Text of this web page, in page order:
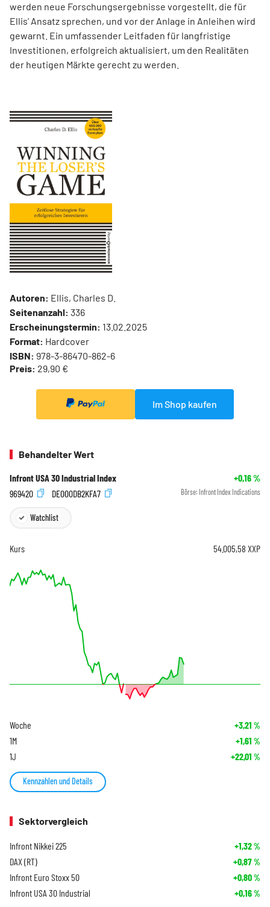
werden neue Forschungsergebnisse vorgestellt, die für
Ellis’ Ansatz sprechen, und vor der Anlage in Anleihen wird
gewarnt. Ein umfassender Leitfaden für langfristige
Investitionen, erfolgreich aktualisiert, um den Realitäten
der heutigen Märkte gerecht zu werden.
Autoren: Ellis, Charles D.
Seitenanzahl: 336
Erscheinungstermin: 13.02.2025
Format: Hardcover
ISBN: 978-3-86470-862-6
Preis: 29,90 €
Im Shop kaufen
Behandelter Wert
Infront USA 30 Industrial Index +0,16%
969420
DE000DB2KFA7 Börse: Infront Index Indications
Watchlist
Kurs 54.005,58 XXP
Woche +3,21 %
1M +1,61 %
1J +22,01 %
Kennzahlen und Details
Sektorvergleich
Infront Nikkei 225 +1,32%
DAX (RT) +0,87%
Infront Euro Stoxx 50 +0,80%
Infront USA 30 Industrial +0,16%